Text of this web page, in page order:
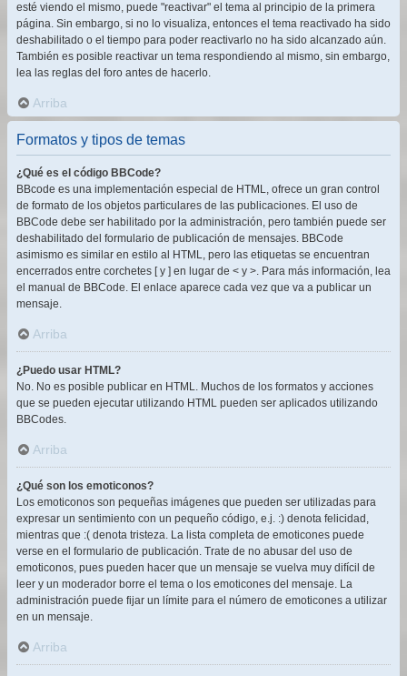
esté viendo el mismo, puede "reactivar" el tema al principio de la primera
página. Sin embargo, si no lo visualiza, entonces el tema reactivado ha sido
deshabilitado o el tiempo para poder reactivarlo no ha sido alcanzado aún.
También es posible reactivar un tema respondiendo al mismo, sin embargo,
lea las reglas del foro antes de hacerlo.
Arriba
Formatos y tipos de temas
¿Qué es el código BBCode?
BBcode es una implementación especial de HTML, ofrece un gran control
de formato de los objetos particulares de las publicaciones. El uso de
BBCode debe ser habilitado por la administración, pero también puede ser
deshabilitado del formulario de publicación de mensajes. BBCode
asimismo es similar en estilo al HTML, pero las etiquetas se encuentran
encerrados entre corchetes [ y ] en lugar de < y >. Para más información, lea
el manual de BBCode. El enlace aparece cada vez que va a publicar un
mensaje.
Arriba
¿Puedo usar HTML?
No. No es posible publicar en HTML. Muchos de los formatos y acciones
que se pueden ejecutar utilizando HTML pueden ser aplicados utilizando
BBCodes.
Arriba
¿Qué son los emoticonos?
Los emoticonos son pequeñas imágenes que pueden ser utilizadas para
expresar un sentimiento con un pequeño código, e.j. :) denota felicidad,
mientras que :( denota tristeza. La lista completa de emoticones puede
verse en el formulario de publicación. Trate de no abusar del uso de
emoticonos, pues pueden hacer que un mensaje se vuelva muy difícil de
leer y un moderador borre el tema o los emoticones del mensaje. La
administración puede fijar un límite para el número de emoticones a utilizar
en un mensaje.
Arriba